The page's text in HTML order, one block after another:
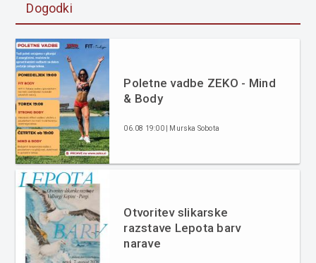
Dogodki
Poletne vadbe ZEKO - Mind
& Body
06.08 19:00 | Murska Sobota
Otvoritev slikarske
razstave Lepota barv
narave